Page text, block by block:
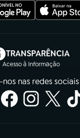
TRANSPARÊNCIA
Acesso à Informação
(abre em
nos nas redes sociais